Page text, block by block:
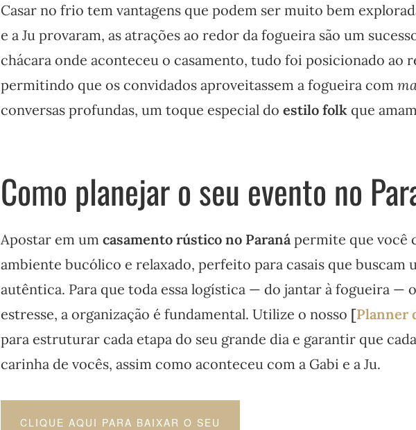
Casar no frio tem vantagens que podem ser muito bem
e a Ju provaram, as atrações ao redor da fogueira são um
chácara onde aconteceu o casamento, tudo foi posicionado ao
permitindo que os convidados aproveitassem a fogueira com
conversas profundas, um toque especial do estilo folk que
Como planejar o seu evento no
Apostar em um casamento rústico no Paraná permite que você
ambiente bucólico e relaxado, perfeito para casais que buscam
autêntica. Para que toda essa logística — do jantar à fogueira —
estresse, a organização é fundamental. Utilize o nosso [Planner
para estruturar cada etapa do seu grande dia e garantir que
carinha de vocês, assim como aconteceu com a Gabi e a Ju.
CLIQUE AQUI PARA BAIXAR O SEU